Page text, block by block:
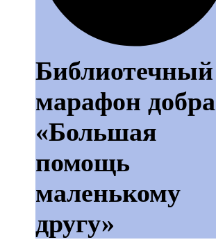
Библиотечный
марафон добра
«Большая
помощь
маленькому
другу»